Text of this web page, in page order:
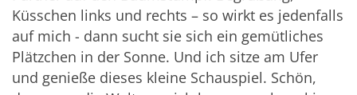
Küsschen links und rechts – so wirkt es jedenfalls
auf mich - dann sucht sie sich ein gemütliches
Plätzchen in der Sonne. Und ich sitze am Ufer
und genieße dieses kleine Schauspiel. Schön,